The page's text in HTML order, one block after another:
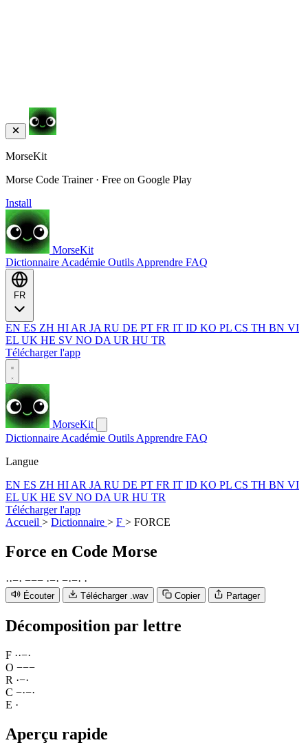
MorseKit
Morse Code Trainer · Free on Google Play
Install
MorseKit
Dictionnaire Académie Outils Apprendre FAQ
EN ES ZH HI AR JA RU DE PT FR IT ID KO PL CS TH BN VI
EL UK HE SV NO DA UR HU TR
Télécharger l'app
MorseKit
Dictionnaire Académie Outils Apprendre FAQ
Langue
EN ES ZH HI AR JA RU DE PT FR IT ID KO PL CS TH BN VI
EL UK HE SV NO DA UR HU TR
Télécharger l'app
Accueil > Dictionnaire > F > FORCE
Force en Code Morse
··−· −−− ·−· −·−· ·
Écouter Télécharger .wav Copier Partager
Décomposition par lettre
F ··−·
O −−−
R ·−·
C −·−·
E ·
Aperçu rapide